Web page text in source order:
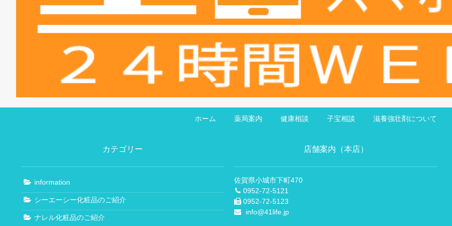
ホーム 薬局案内 健康相談 子宝相談 滋養強壮剤について
カテゴリー
information
シーエーシー化粧品のご紹介
ナレル化粧品のご紹介
店舗案内（本店）
佐賀県小城市下町470
0952-72-5121
0952-72-5123
info@41life.jp